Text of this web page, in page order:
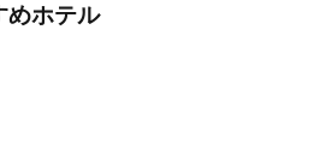
めホテル